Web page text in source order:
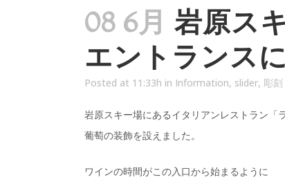
08 6月 岩原ス
エントランス
Posted at 11:33h in Information, slider, 彫
岩原スキー場にあるイタリアンレストラン「
葡萄の装飾を設えました。
ワインの時間がこの入口から始まるように